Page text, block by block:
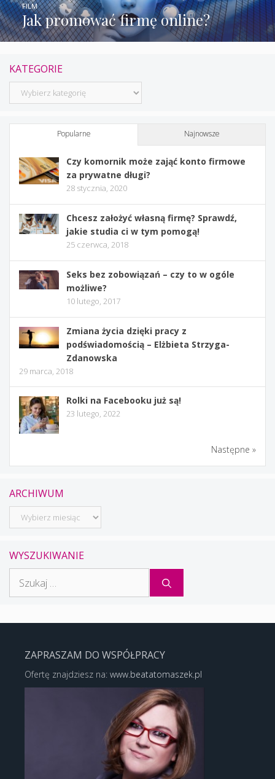
Jak promować firmę online?
FILM
KATEGORIE
Kategorie
Popularne Najnowsze
Czy komornik może zająć konto firmowe
za prywatne długi?
28 stycznia, 2020
Chcesz założyć własną firmę? Sprawdź,
jakie studia ci w tym pomogą!
25 czerwca, 2018
Seks bez zobowiązań – czy to w ogóle
możliwe?
10 lutego, 2017
Zmiana życia dzięki pracy z
podświadomością – Elżbieta Strzyga-
Zdanowska
29 marca, 2018
Rolki na Facebooku już są!
23 lutego, 2022
Następne »
ARCHIWUM
Archiwum
WYSZUKIWANIE
ZAPRASZAM DO WSPÓŁPRACY
Ofertę znajdziesz na: www.beatatomaszek.pl